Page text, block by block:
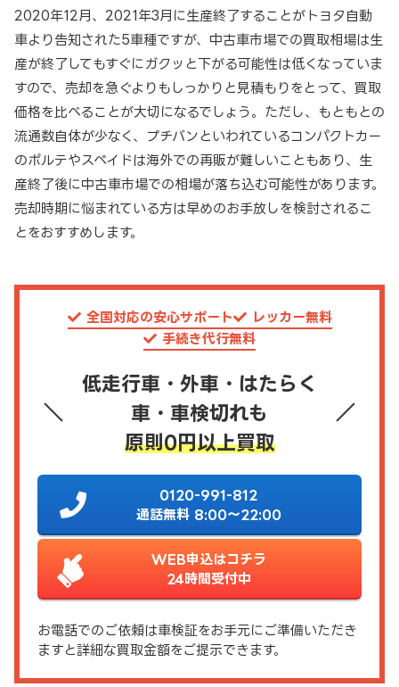
2020年12月、2021年3月に生産終了することがトヨタ自動
車より告知された5車種ですが、中古車市場での買取相場は生
産が終了してもすぐにガクッと下がる可能性は低くなっていま
すので、売却を急ぐよりもしっかりと見積もりをとって、買取
価格を比べることが大切になるでしょう。ただし、もともとの
流通数自体が少なく、プチバンといわれているコンパクトカー
のポルテやスペイドは海外での再販が難しいこともあり、生
産終了後に中古車市場での相場が落ち込む可能性があります。
売却時期に悩まれている方は早めのお手放しを検討されるこ
とをおすすめします。
全国対応の安心サポート
レッカー無料
手続き代行無料
低走行車・外車・はたらく
車・車検切れも
原則0円以上買取
0120-991-812
通話無料 8:00～22:00
WEB申込はコチラ
24時間受付中
お電話でのご依頼は車検証をお手元にご準備いただき
ますと詳細な買取金額をご提示できます。